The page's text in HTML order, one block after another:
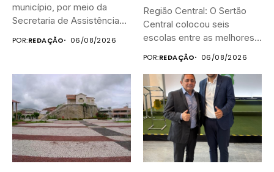
município, por meio da
Secretaria de Assistência
POR:REDAÇÃO 06/08/2026
Região Central: O Sertão
Central colocou seis
escolas entre as melhores
POR:REDAÇÃO 06/08/2026